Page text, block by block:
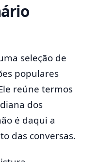
seleção de
populares
reúne termos
dos
é daqui a
das conversas.